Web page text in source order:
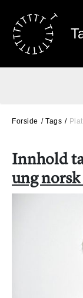
Forside Tags
Innhold
ung